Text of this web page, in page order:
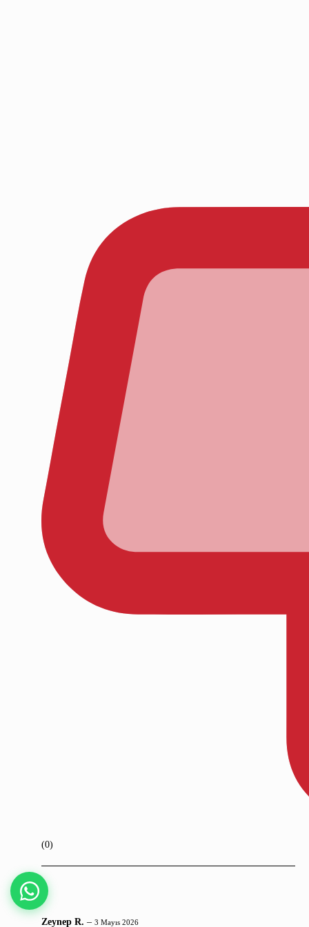
(0)
Zeynep R. – 3 Mayıs 2026